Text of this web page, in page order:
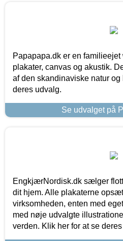
Papapapa.dk er en
plakater, canvas og akustik.
af den skandinaviske natur
deres udvalg.
Se udvalget på
EngkjærNordisk.dk sælger
dit hjem. Alle plakaterne
virksomheden, enten med
med nøje udvalgte
verden. Klik her for at se